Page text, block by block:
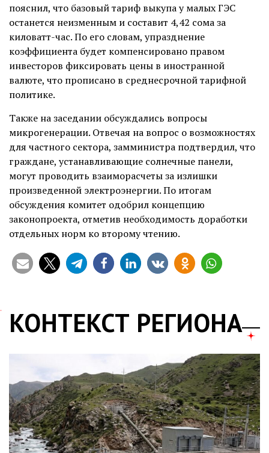
пояснил, что базовый тариф выкупа у малых ГЭС
останется неизменным и составит 4,42 сома за
киловатт-час. По его словам, упразднение
коэффициента будет компенсировано правом
инвесторов фиксировать цены в иностранной
валюте, что прописано в среднесрочной тарифной
политике.
Также на заседании обсуждались вопросы
микрогенерации. Отвечая на вопрос о возможностях
для частного сектора, замминистра подтвердил, что
граждане, устанавливающие солнечные панели,
могут проводить взаиморасчеты за излишки
произведенной электроэнергии. По итогам
обсуждения комитет одобрил концепцию
законопроекта, отметив необходимость доработки
отдельных норм ко второму чтению.
КОНТЕКСТ РЕГИОНА